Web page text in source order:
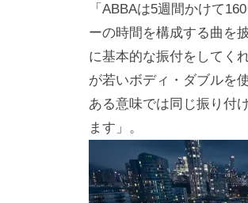
「ABBAは5週間かけて
ーの時間を構成する曲を
に基本的な振付をしてく
が若いボディ・ダブルを
ある意味では同じ振り付
ます」。